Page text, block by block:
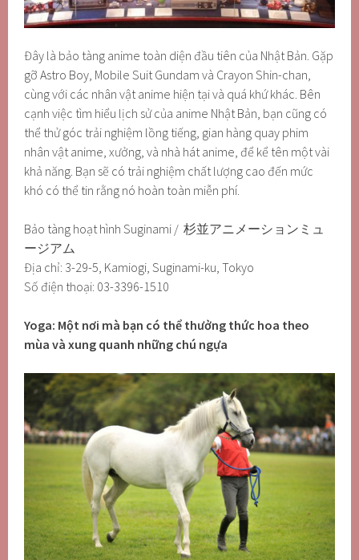
Đây là bảo tàng anime toàn diện đầu tiên của Nhật Bản. Gặp
gỡ Astro Boy, Mobile Suit Gundam và Crayon Shin-chan,
cùng với các nhân vật anime hiện tại và quá khứ khác. Bên
cạnh việc tìm hiểu lịch sử của anime Nhật Bản, bạn cũng có
thể thử góc trải nghiệm lồng tiếng, gian hàng quay phim
nhân vật anime, xưởng, và nhà hát anime, để kể tên một vài
khả năng. Bạn sẽ có trải nghiệm chất lượng cao đến mức
khó có thể tin rằng nó hoàn toàn miễn phí.
Bảo tàng hoạt hình Suginami / 杉並アニメーションミュ
ージアム
Địa chỉ: 3-29-5, Kamiogi, Suginami-ku, Tokyo
Số điện thoại: 03-3396-1510
Yoga: Một nơi mà bạn có thể thưởng thức hoa theo
mùa và xung quanh những chú ngựa